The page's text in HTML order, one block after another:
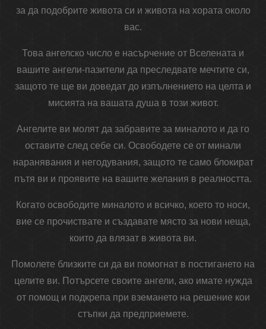
за да подобрите живота си и живота на хората около
вас.
Това ангелско число е насърчение от Вселената и
вашите ангели-пазители да преследвате мечтите си,
защото те ще ви доведат до изпълнението на целта и
мисията на вашата душа в този живот.
Ангелите ви молят да забравите за миналото и да го
оставите след себе си. Освободете се от минали
наранявания и негодувания, защото те само блокират
пътя ви и проявите на вашите желания в реалността.
Когато освободите миналото и всичко, което то носи,
вие се прочиствате и създавате място за нови неща,
които да влязат в живота ви.
Помолете близките си да ви помогнат в постигането на
целите ви. Потърсете своите ангели, ако имате нужда
от помощ и подкрепа при вземането на решение кои
стъпки да предприемете.